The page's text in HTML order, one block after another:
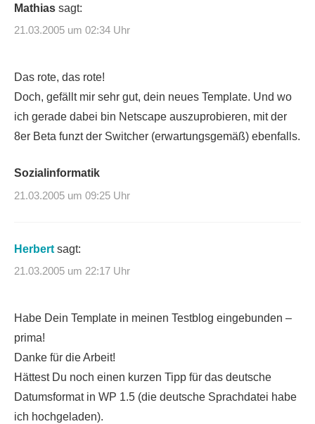
Mathias sagt:
21.03.2005 um 02:34 Uhr
Das rote, das rote!
Doch, gefällt mir sehr gut, dein neues Template. Und wo
ich gerade dabei bin Netscape auszuprobieren, mit der
8er Beta funzt der Switcher (erwartungsgemäß) ebenfalls.
Sozialinformatik
21.03.2005 um 09:25 Uhr
Herbert sagt:
21.03.2005 um 22:17 Uhr
Habe Dein Template in meinen Testblog eingebunden –
prima!
Danke für die Arbeit!
Hättest Du noch einen kurzen Tipp für das deutsche
Datumsformat in WP 1.5 (die deutsche Sprachdatei habe
ich hochgeladen).